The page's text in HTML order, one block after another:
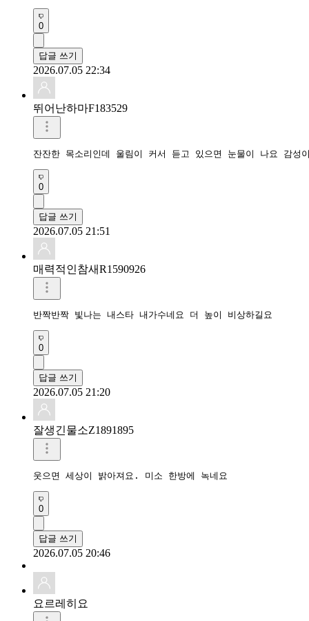
0
답글 쓰기
2026.07.05 22:34
뛰어난하마F183529
0
답글 쓰기
2026.07.05 21:51
매력적인참새R1590926
0
답글 쓰기
2026.07.05 21:20
잘생긴물소Z1891895
0
답글 쓰기
2026.07.05 20:46
요르레히요